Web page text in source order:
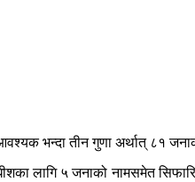
भन्दा तीन गुणा अर्थात् ८१
लागि ५ जनाको नामसमेत